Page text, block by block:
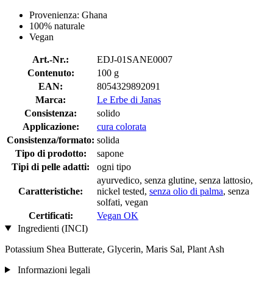
Provenienza: Ghana
100% naturale
Vegan
Art.-Nr.:
EDJ-01SANE0007
Contenuto:
100 g
EAN:
8054329892091
Marca:
Le Erbe di Janas
Consistenza:
solido
Applicazione:
cura colorata
Consistenza/formato: solida
Tipo di prodotto:
sapone
Tipi di pelle adatti:
ogni tipo
Caratteristiche:
ayurvedico, senza glutine, senza lattosio,
nickel tested, senza olio di palma, senza
solfati, vegan
Certificati:
Vegan OK
Ingredienti (INCI)
Potassium Shea Butterate, Glycerin, Maris Sal, Plant Ash
Informazioni legali